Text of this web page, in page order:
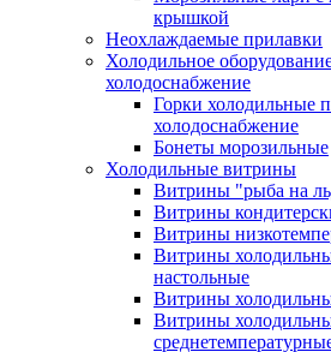
крышкой
Неохлаждаемые прилавки
Холодильное
холодоснабжение
Горки холодильные
холодоснабжение
Бонеты морозильные
Холодильные витрины
Витрины "рыба на
Витрины
Витрины
Витрины
настольные
Витрины
Витрины